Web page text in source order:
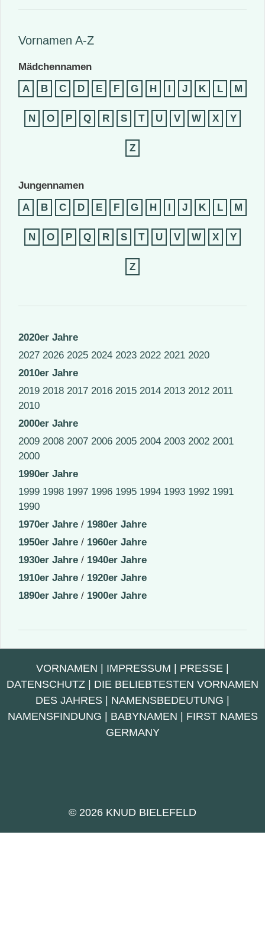
Vornamen A-Z
Mädchennamen
A
B C D E F G H J K L M
N O P Q R S T U V W X Y
Z
Jungennamen
A
B C D E F G H J K L M
N O P Q R S T U V W X Y
Z
2020er Jahre
2027 2026 2025 2024 2023 2022 2021 2020
2010er Jahre
2019 2018 2017 2016 2015 2014 2013 2012 2011
2010
2000er Jahre
2009 2008 2007 2006 2005 2004 2003 2002 2001
2000
1990er Jahre
1999 1998 1997 1996 1995 1994 1993 1992 1991
1990
1970er Jahre / 1980er Jahre
1950er Jahre / 1960er Jahre
1930er Jahre / 1940er Jahre
1910er Jahre / 1920er Jahre
1890er Jahre / 1900er Jahre
VORNAMEN IMPRESSUM PRESSE
DATENSCHUTZ
DIE BELIEBTESTEN VORNAMEN
DES JAHRES
NAMENSBEDEUTUNG
NAMENSFINDUNG
BABYNAMEN
FIRST NAMES
GERMANY
© 2026 KNUD BIELEFELD